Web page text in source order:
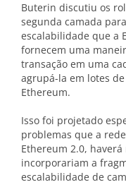
Buterin discutiu os
segunda camada
escalabilidade que a
fornecem uma
transação em uma
agrupá-la em lotes
Ethereum.
Isso foi projetado
problemas que a
Ethereum 2.0,
incorporariam a
escalabilidade de